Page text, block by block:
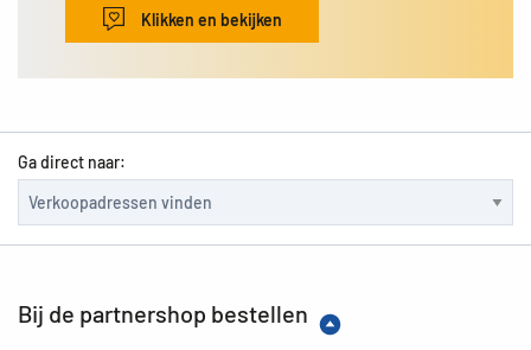
Klikken en bekijken
Ga direct naar:
Bij de partnershop bestellen